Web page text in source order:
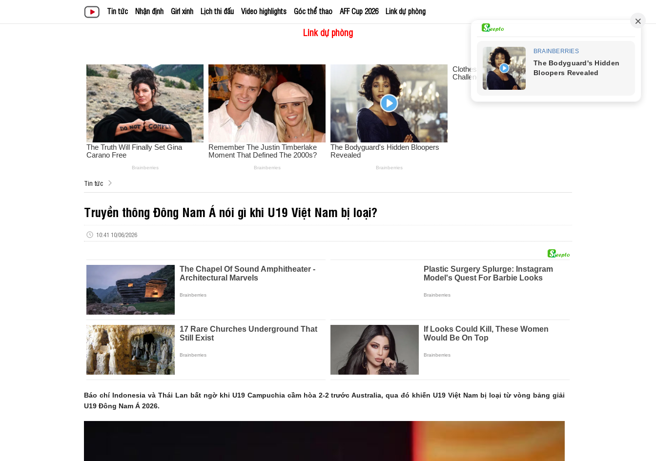
Tin tức Nhận định Girl xinh Lịch thi đấu Video highlights Góc thể thao AFF Cup 2026 Link dự phòng
Link dự phòng
Tin tức
Truyền thông Đông Nam Á nói gì khi U19 Việt Nam bị loại?
10:41 10/06/2026
Báo chí Indonesia và Thái Lan bất ngờ khi U19 Campuchia cầm hòa 2-2 trước Australia, qua đó khiến U19 Việt Nam bị loại từ vòng bảng giải
U19 Đông Nam Á 2026.